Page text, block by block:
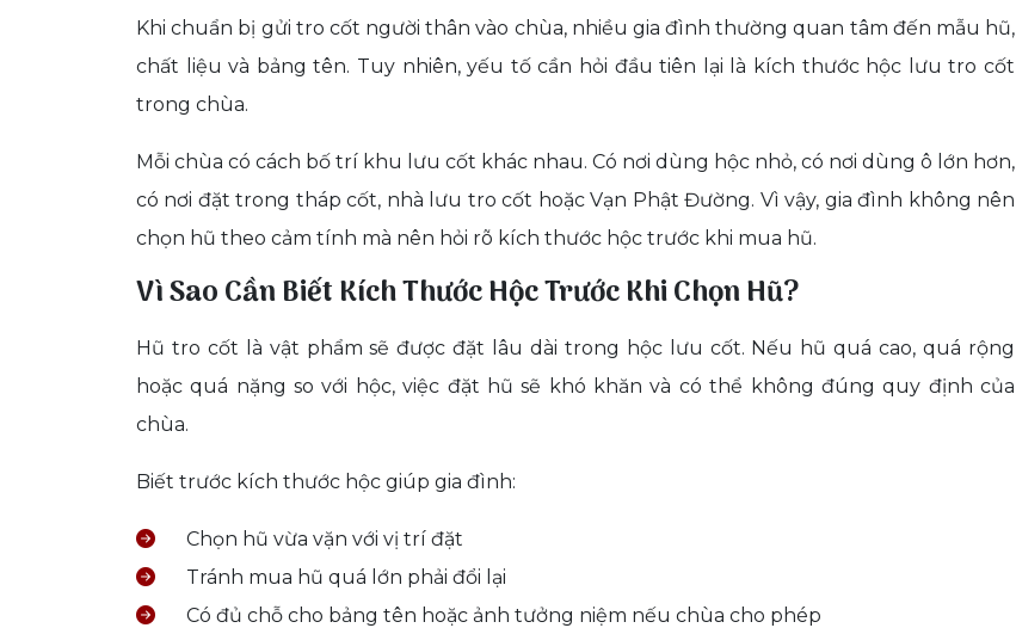
Khi chuẩn bị gửi tro cốt người thân vào chùa, nhiều gia đình thường quan tâm đến mẫu hũ,
chất liệu và bảng tên. Tuy nhiên, yếu tố cần hỏi đầu tiên lại là kích thước hộc lưu tro cốt
trong chùa.
Mỗi chùa có cách bố trí khu lưu cốt khác nhau. Có nơi dùng hộc nhỏ, có nơi dùng ô lớn hơn,
có nơi đặt trong tháp cốt, nhà lưu tro cốt hoặc Vạn Phật Đường. Vì vậy, gia đình không nên
chọn hũ theo cảm tính mà nên hỏi rõ kích thước hộc trước khi mua hũ.
Vì Sao Cần Biết Kích Thước Hộc Trước Khi Chọn Hũ?
Hũ tro cốt là vật phẩm sẽ được đặt lâu dài trong hộc lưu cốt. Nếu hũ quá cao, quá rộng
hoặc quá nặng so với hộc, việc đặt hũ sẽ khó khăn và có thể không đúng quy định của
chùa.
Biết trước kích thước hộc giúp gia đình:
Chọn hũ vừa vặn với vị trí đặt
Tránh mua hũ quá lớn phải đổi lại
Có đủ chỗ cho bảng tên hoặc ảnh tưởng niệm nếu chùa cho phép